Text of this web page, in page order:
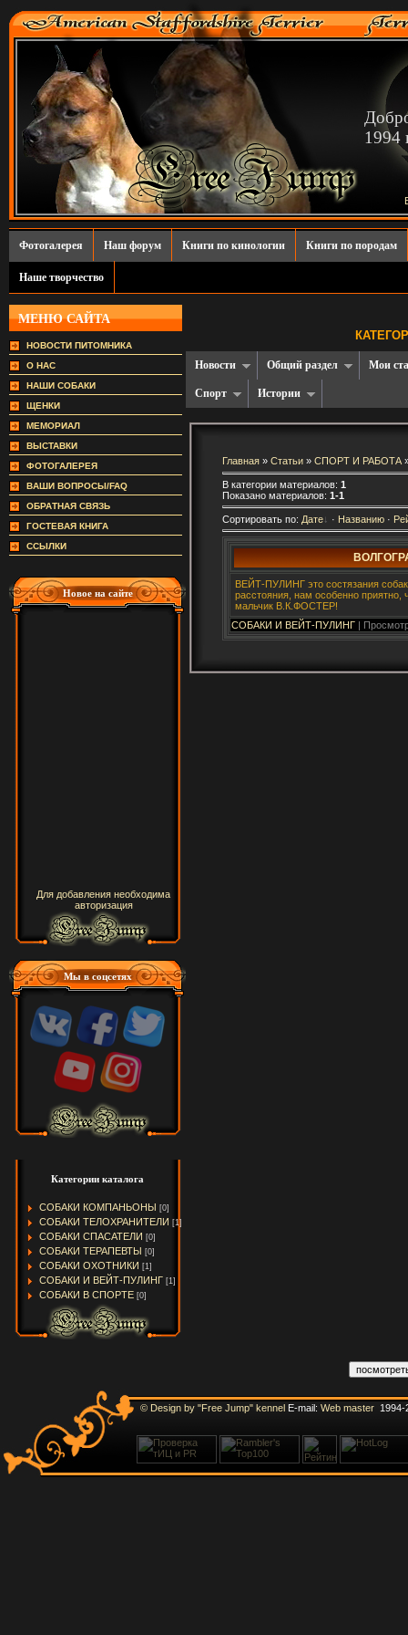
1994
Фотогалерея Наш форум Книги по кинологии Книги по породам
Наше творчество
МЕНЮ САЙТА
НОВОСТИ ПИТОМНИКА
О НАС
НАШИ СОБАКИ
ЩЕНКИ
МЕМОРИАЛ
ВЫСТАВКИ
ФОТОГАЛЕРЕЯ
ВАШИ ВОПРОСЫ/FAQ
ОБРАТНАЯ СВЯЗЬ
ГОСТЕВАЯ КНИГА
ССЫЛКИ
Новое на сайте
Для добавления необходима
авторизация
Мы в соцсетях
Категории каталога
СОБАКИ КОМПАНЬОНЫ [0]
СОБАКИ ТЕЛОХРАНИТЕЛИ [1]
СОБАКИ СПАСАТЕЛИ [0]
СОБАКИ ТЕРАПЕВТЫ [0]
СОБАКИ ОХОТНИКИ [1]
СОБАКИ И ВЕЙТ-ПУЛИНГ [1]
СОБАКИ В СПОРТЕ [0]
Новости Общий раздел Мои
Спорт Истории
Главная » Статьи » СПОРТ И РАБОТА
В категории материалов: 1
Показано материалов: 1-1
Сортировать по: Дате · Названию ·
ВЕЙТ-ПУЛИНГ это состязания
расстояния, нам особенно приятно,
мальчик В.К.ФОСТЕР!
СОБАКИ И ВЕЙТ-ПУЛИНГ |
© Design by "Free Jump" kennelE-mail: Web master